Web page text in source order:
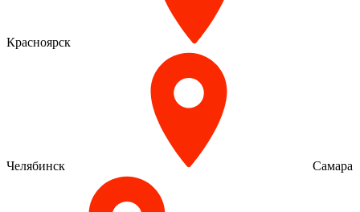
Красноярск
Челябинск Самара